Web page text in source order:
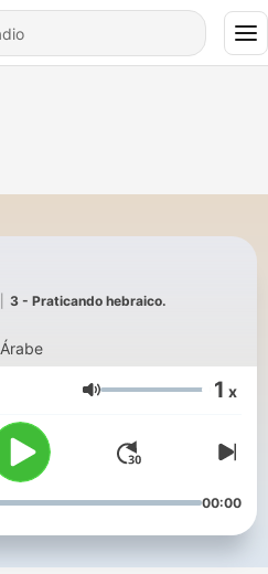
3 - Praticando hebraico.
Árabe
Volum 1 x
00:00